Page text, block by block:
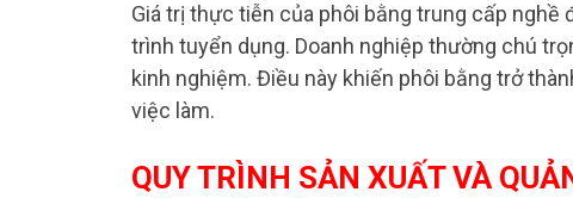
Giá trị thực tiễn của phôi bằng trung cấp
trình tuyển dụng. Doanh nghiệp thường chú
kinh nghiệm. Điều này khiến phôi bằng trở
việc làm.
QUY TRÌNH SẢN XUẤT VÀ